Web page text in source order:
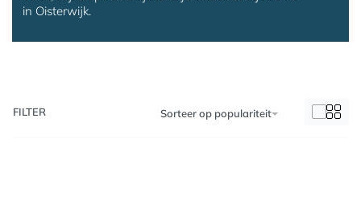
in Oisterwijk.
Sorteer op populariteit
FILTER